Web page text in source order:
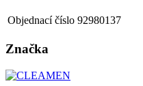
Objednací číslo 92980137
Značka